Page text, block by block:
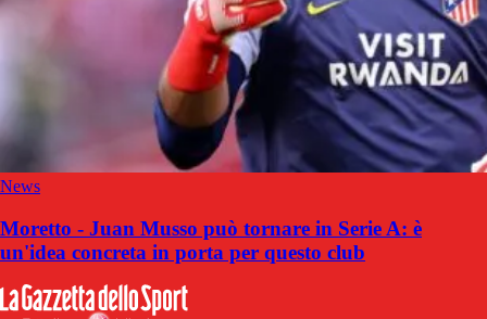
News
Moretto - Juan Musso può tornare in Serie A: è
un'idea concreta in porta per questo club